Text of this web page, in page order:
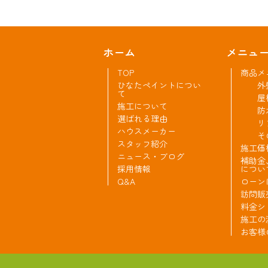
ホーム
TOP
ひなたペイントについ
て
施工について
選ばれる理由
ハウスメーカー
スタッフ紹介
ニュース・ブログ
採用情報
Q&A
メニュ
商品
外
屋
施工価
補助
につい
ロー
訪問
料金
施工の
お客